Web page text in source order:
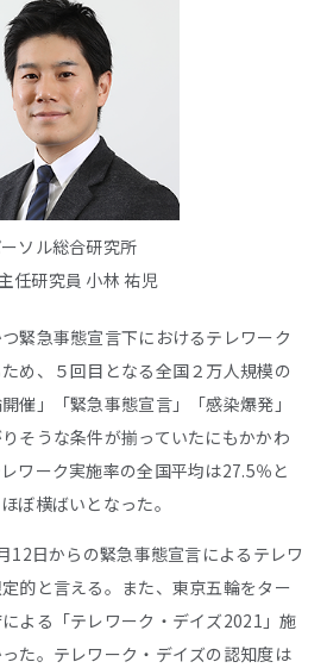
ソル総合研究所
任研究員 小林 祐児
緊急事態宣言下におけるテレワーク
め、５回目となる全国２万人規模の
催」「緊急事態宣言」「感染爆発」
そうな条件が揃っていたにもかかわ
ワーク実施率の全国平均は27.5％と
ぼ横ばいとなった。
12日からの緊急事態宣言によるテレワ
的と言える。また、東京五輪をター
よる「テレワーク・デイズ2021」施
た。テレワーク・デイズの認知度は